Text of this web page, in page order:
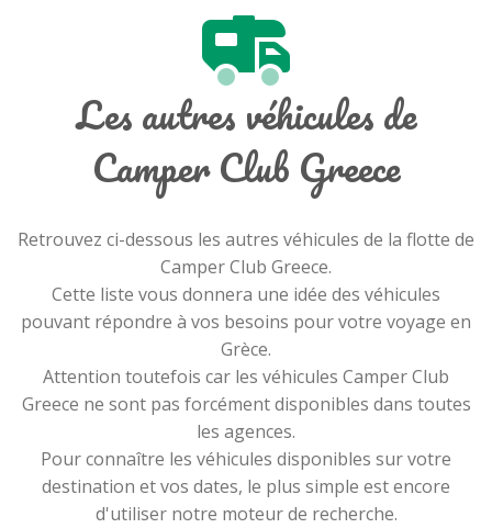
Les autres véhicules de
Camper Club Greece
Retrouvez ci-dessous les autres véhicules de la flotte de
Camper Club Greece.
Cette liste vous donnera une idée des véhicules
pouvant répondre à vos besoins pour votre voyage en
Grèce.
Attention toutefois car les véhicules Camper Club
Greece ne sont pas forcément disponibles dans toutes
les agences.
Pour connaître les véhicules disponibles sur votre
destination et vos dates, le plus simple est encore
d'utiliser notre moteur de recherche.